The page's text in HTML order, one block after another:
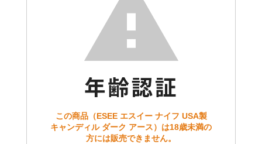
この商品（ESEE エスイー ナイフ USA製
キャンディル ダーク アース）は18歳未満の
方には販売できません。